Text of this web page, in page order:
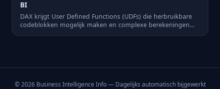
BI
DAX krijgt User Defined Functions (UDFs) die herbruikbare
codeblokken mogelijk maken en complexe berekeningen
© 2026 Business Intelligence Info — Dagelijks automatisch bijgewerkt